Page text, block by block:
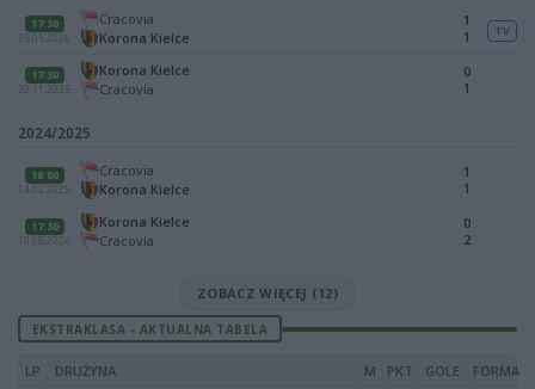
17:30
23.05.2026
Cracovia
Korona Kielce
1
1
TV
17:30
29.11.2025
Korona Kielce
Cracovia
0
1
2024/2025
18:00
14.02.2025
Cracovia
Korona Kielce
1
1
17:30
10.08.2024
Korona Kielce
Cracovia
0
2
ZOBACZ WIĘCEJ (12)
EKSTRAKLASA - AKTUALNA TABELA
LP DRUŻYNA M PKT GOLE FORMA